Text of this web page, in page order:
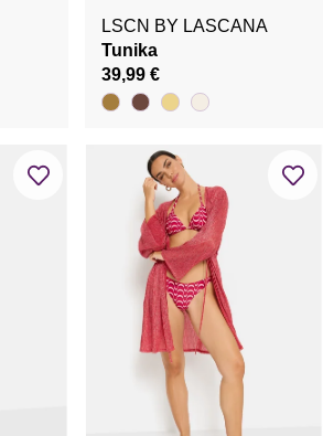
LSCN BY LASCANA
Tunika
39,99 €